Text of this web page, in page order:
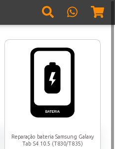
Reparação bateria Samsung Galaxy
Tab S4 10.5 (T830/T835)